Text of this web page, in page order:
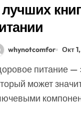
whynotcomfor Окт
может